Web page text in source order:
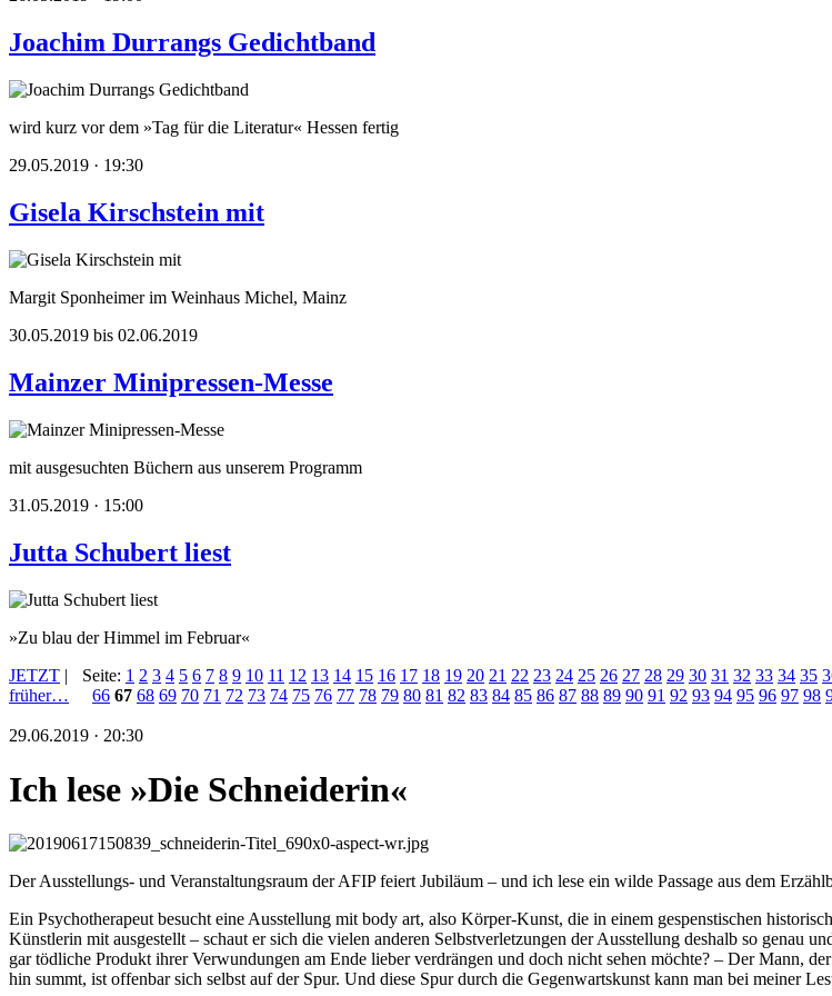
Joachim Durrangs Gedichtband
wird kurz vor dem »Tag für die Literatur« Hessen fertig
29.05.2019 · 19:30
Gisela Kirschstein mit
Margit Sponheimer im Weinhaus Michel, Mainz
30.05.2019 bis 02.06.2019
Mainzer Minipressen-Messe
mit ausgesuchten Büchern aus unserem Programm
31.05.2019 · 15:00
Jutta Schubert liest
»Zu blau der Himmel im Februar«
JETZT |
früher…
Seite: 1 2 3 4 5 6 7 8 9 10 11 12 13 14 15 16 17 18 19 20 21 22 23 24 25 26 27 28 29 30 31 32 33 34 35
66 67 68 69 70 71 72 73 74 75 76 77 78 79 80 81 82 83 84 85 86 87 88 89 90 91 92 93 94 95 96 97 98
29.06.2019 · 20:30
Ich lese »Die Schneiderin«
Der Ausstellungs- und Veranstaltungsraum der AFIP feiert Jubiläum – und ich lese ein wilde Passage aus dem
Ein Psychotherapeut besucht eine Ausstellung mit body art, also Körper-Kunst, die in einem gespenstischen
Künstlerin mit ausgestellt – schaut er sich die vielen anderen Selbstverletzungen der Ausstellung deshalb so genau
gar tödliche Produkt ihrer Verwundungen am Ende lieber verdrängen und doch nicht sehen möchte? – Der Mann,
hin summt, ist offenbar sich selbst auf der Spur. Und diese Spur durch die Gegenwartskunst kann man bei meiner